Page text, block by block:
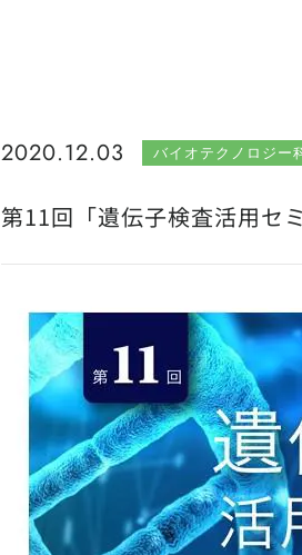
2020.12.03 バイオテクノロジー
第11回「遺伝子検査活用セ